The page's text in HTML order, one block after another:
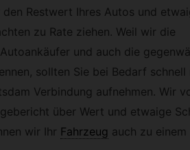
Restwert Ihres Autos und
zu Rate ziehen. Weil wir die
und auch die
sollten Sie bei Bedarf schnell
Verbindung aufnehmen. Wir
über Wert und etwaige
wir Ihr Fahrzeug auch zu einem